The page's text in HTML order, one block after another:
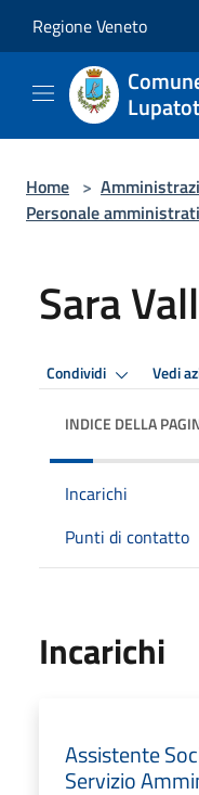
Regione Veneto
Home >
Personale
Sara
Condividi Vedi
INDICE DELLA
Incarichi
Punti di contatto
Incarichi
Assistente
Servizio